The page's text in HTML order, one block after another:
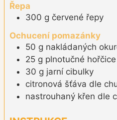
Řepa
300 g červené řepy
Ochucení pomazánky
50 g nakládaných
25 g plnotučné hořčice
30 g jarní cibulky
citronová šťáva dle
nastrouhaný křen dle